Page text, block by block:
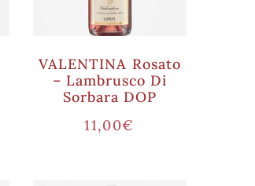
VALENTINA Rosato
– Lambrusco Di
Sorbara DOP
11,00€